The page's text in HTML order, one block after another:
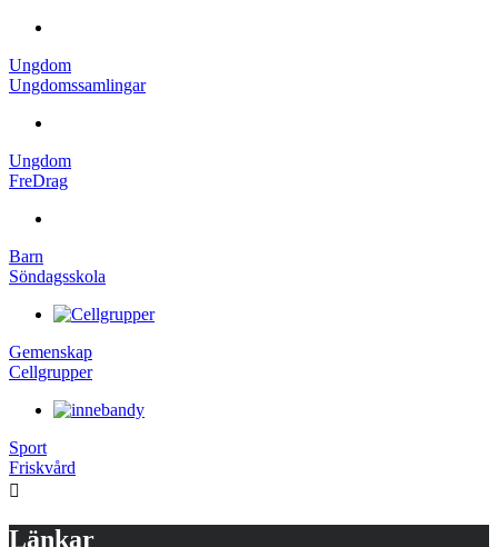
Ungdom
Ungdomssamlingar
Ungdom
FreDrag
Barn
Söndagsskola
Gemenskap
Cellgrupper
Sport
Friskvård
Länkar